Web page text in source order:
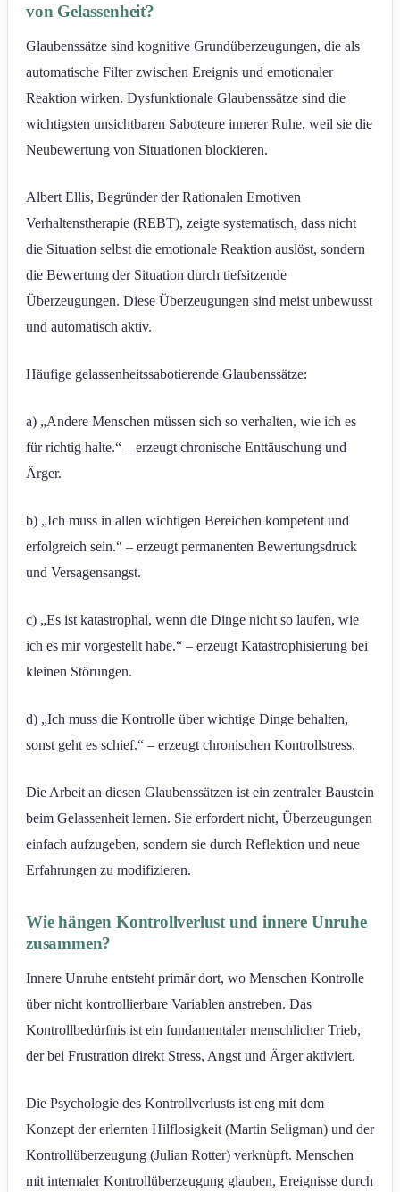
von Gelassenheit?
Glaubenssätze sind kognitive Grundüberzeugungen, die als
automatische Filter zwischen Ereignis und emotionaler
Reaktion wirken. Dysfunktionale Glaubenssätze sind die
wichtigsten unsichtbaren Saboteure innerer Ruhe, weil sie die
Neubewertung von Situationen blockieren.
Albert Ellis, Begründer der Rationalen Emotiven
Verhaltenstherapie (REBT), zeigte systematisch, dass nicht
die Situation selbst die emotionale Reaktion auslöst, sondern
die Bewertung der Situation durch tiefsitzende
Überzeugungen. Diese Überzeugungen sind meist unbewusst
und automatisch aktiv.
Häufige gelassenheitssabotierende Glaubenssätze:
a) „Andere Menschen müssen sich so verhalten, wie ich es
für richtig halte.“ – erzeugt chronische Enttäuschung und
Ärger.
b) „Ich muss in allen wichtigen Bereichen kompetent und
erfolgreich sein.“ – erzeugt permanenten Bewertungsdruck
und Versagensangst.
c) „Es ist katastrophal, wenn die Dinge nicht so laufen, wie
ich es mir vorgestellt habe.“ – erzeugt Katastrophisierung bei
kleinen Störungen.
d) „Ich muss die Kontrolle über wichtige Dinge behalten,
sonst geht es schief.“ – erzeugt chronischen Kontrollstress.
Die Arbeit an diesen Glaubenssätzen ist ein zentraler Baustein
beim Gelassenheit lernen. Sie erfordert nicht, Überzeugungen
einfach aufzugeben, sondern sie durch Reflektion und neue
Erfahrungen zu modifizieren.
Wie hängen Kontrollverlust und innere Unruhe
zusammen?
Innere Unruhe entsteht primär dort, wo Menschen Kontrolle
über nicht kontrollierbare Variablen anstreben. Das
Kontrollbedürfnis ist ein fundamentaler menschlicher Trieb,
der bei Frustration direkt Stress, Angst und Ärger aktiviert.
Die Psychologie des Kontrollverlusts ist eng mit dem
Konzept der erlernten Hilflosigkeit (Martin Seligman) und der
Kontrollüberzeugung (Julian Rotter) verknüpft. Menschen
mit internaler Kontrollüberzeugung glauben, Ereignisse durch